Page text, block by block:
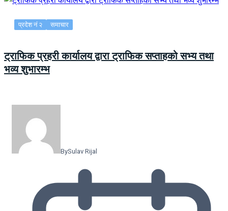
प्रदेश नं २ समाचार
ट्राफिक प्रहरी कार्यालय द्वारा ट्राफिक सप्ताहको सभ्य तथा
भव्य शुभारम्भ
BySulav Rijal